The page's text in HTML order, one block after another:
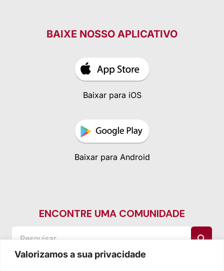
Valorizamos a sua privacidade
BAIXE NOSSO APLICATIVO
Baixar para iOS
Baixar para Android
ENCONTRE UMA COMUNIDADE